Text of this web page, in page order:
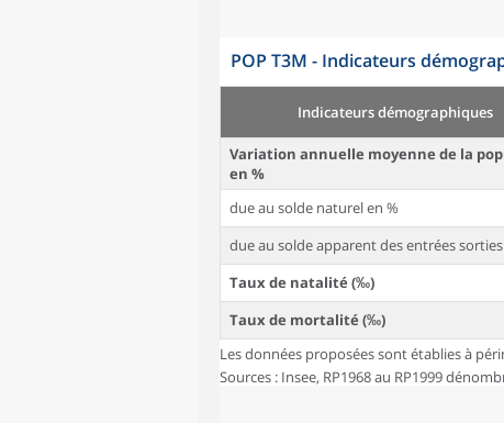
POP T3M - Indicateurs
Indicateurs démographiques
Variation annuelle moyenne de la
en %
due au solde naturel en %
due au solde apparent des entrées sorties
Taux de natalité (‰)
Taux de mortalité (‰)
Les données proposées sont établies à
Sources : Insee, RP1968 au RP1999